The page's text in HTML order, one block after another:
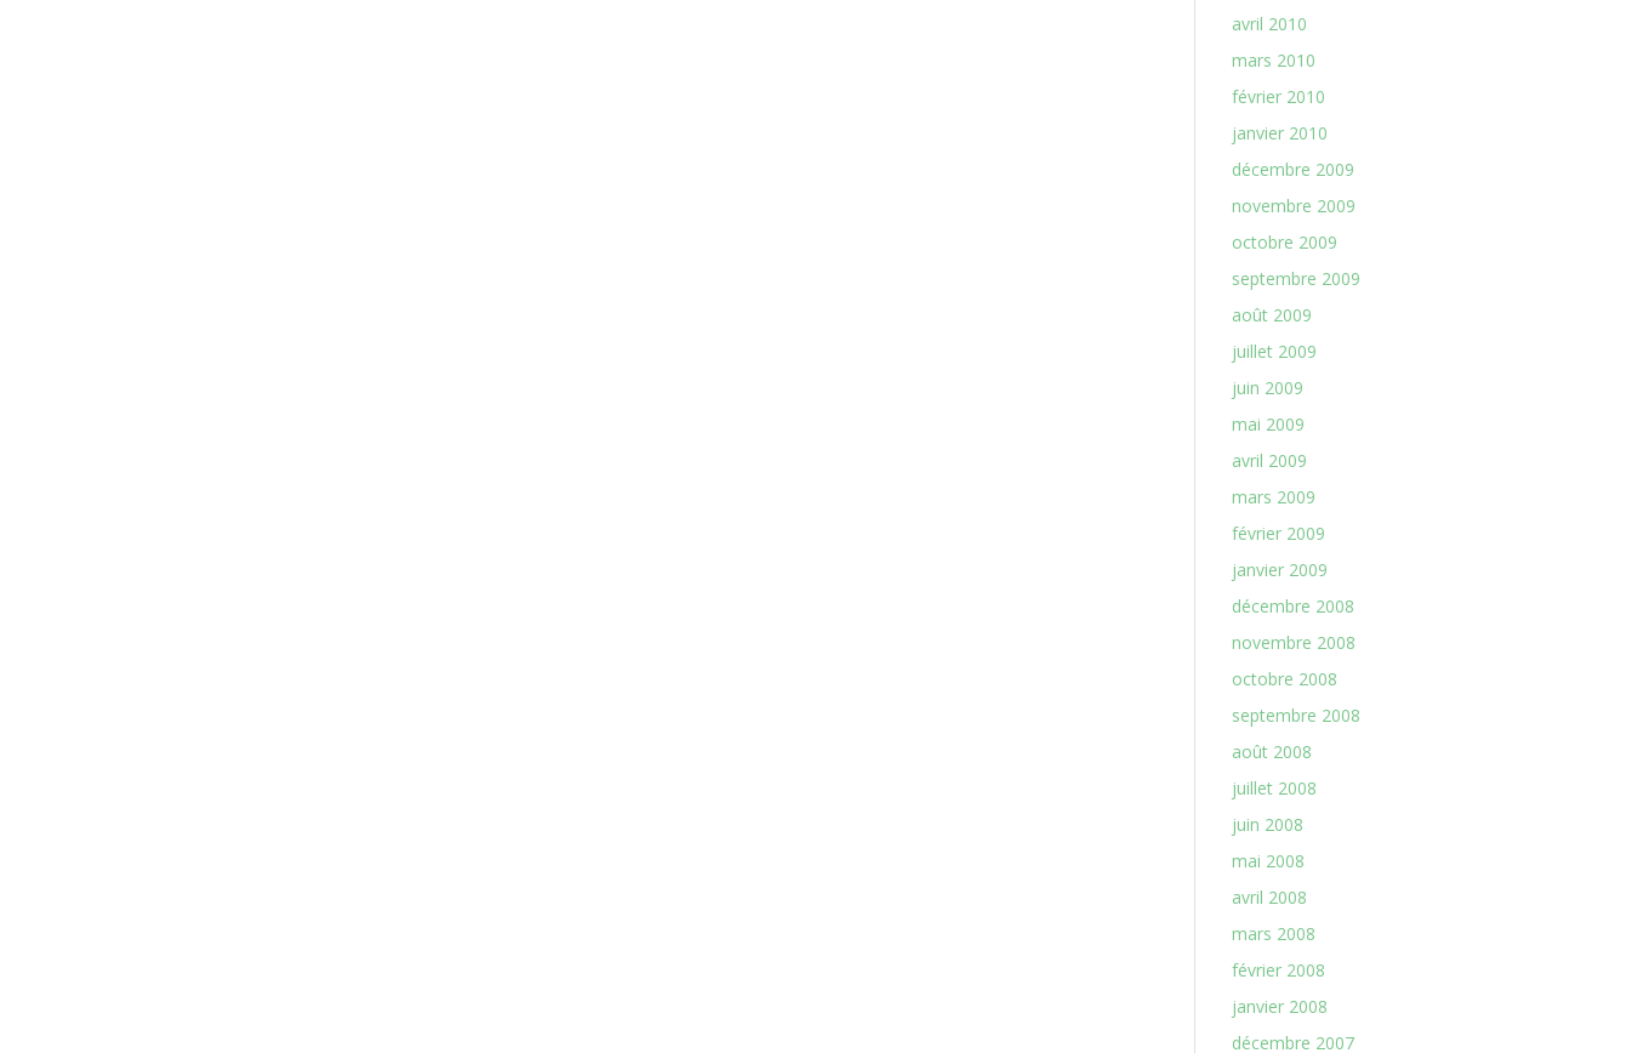
avril 2010
mars 2010
février 2010
janvier 2010
décembre 2009
novembre 2009
octobre 2009
septembre 2009
août 2009
juillet 2009
juin 2009
mai 2009
avril 2009
mars 2009
février 2009
janvier 2009
décembre 2008
novembre 2008
octobre 2008
septembre 2008
août 2008
juillet 2008
juin 2008
mai 2008
avril 2008
mars 2008
février 2008
janvier 2008
décembre 2007